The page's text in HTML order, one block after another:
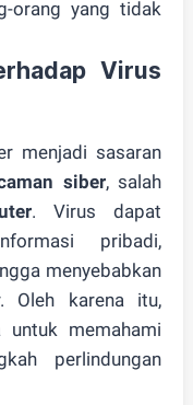
orang yang tidak
Virus
menjadi sasaran
siber, salah
. Virus dapat
pribadi,
menyebabkan
Oleh karena itu,
memahami
perlindungan